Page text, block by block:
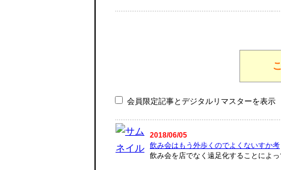
会員限定記事とデジタルリマスターを表示
2018/06/05
飲み会はもう外歩くのでよくないすか考
飲み会を店でなく遠足化することによ